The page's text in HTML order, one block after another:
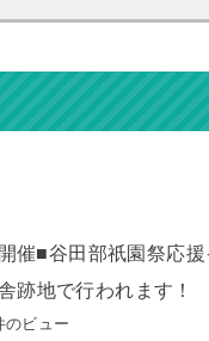
索:
催■谷田部祇園祭応
跡地で行われます！
のビュー